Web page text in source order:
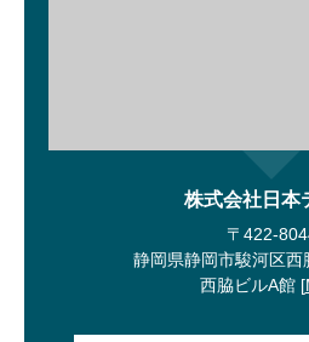
株式会社日本
〒422-
静岡県静岡市駿河区西
西脇ビルA館 [